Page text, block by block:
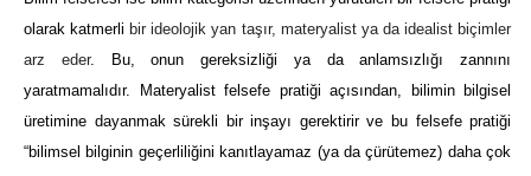
olarak katmerli bir ideolojik yan taşır, materyalist ya da idealist biçimler
arz eder. Bu, onun gereksizliği ya da anlamsızlığı zannını
yaratmamalıdır. Materyalist felsefe pratiği açısından, bilimin bilgisel
üretimine dayanmak sürekli bir inşayı gerektirir ve bu felsefe pratiği
“bilimsel bilginin geçerliliğini kanıtlayamaz (ya da çürütemez) daha çok